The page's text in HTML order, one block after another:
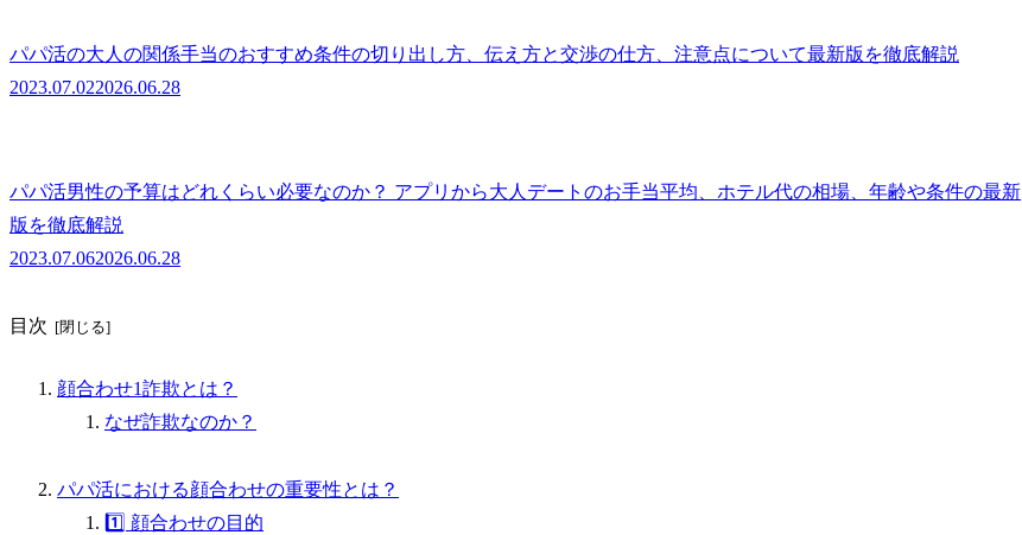
パパ活の大人の関係手当のおすすめ条件の切り出し方、伝え方と交渉の仕方、注意点について最新版を徹底解説
2023.07.022026.06.28
パパ活男性の予算はどれくらい必要なのか？ アプリから大人デートのお手当平均、ホテル代の相場、年齢や条件の最新
版を徹底解説
2023.07.062026.06.28
目次
顔合わせ1詐欺とは？
なぜ詐欺なのか？
パパ活における顔合わせの重要性とは？
1️⃣ 顔合わせの目的